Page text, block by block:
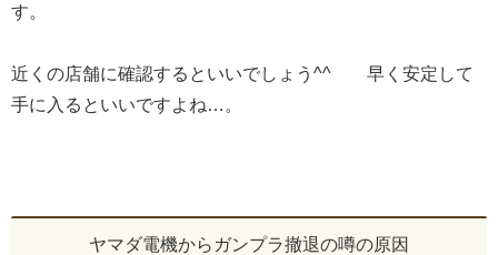
す。
近くの店舗に確認するといいでしょう^^ 早く安定して
手に入るといいですよね…。
ヤマダ電機からガンプラ撤退の噂の原因